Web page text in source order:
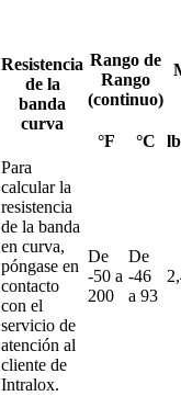
Resistencia
de la
banda
curva
Rango de
Rango
(continuo)
°F °C
Para
calcular la
resistencia
de la banda
en curva,
póngase en
contacto
con el
servicio de
atención al
cliente de
Intralox.
De
-50 a
200
De
-46
a 93